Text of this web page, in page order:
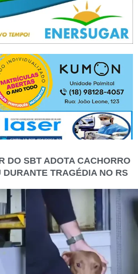
DO SBT ADOTA CACHORRO
TRAGÉDIA NO RS